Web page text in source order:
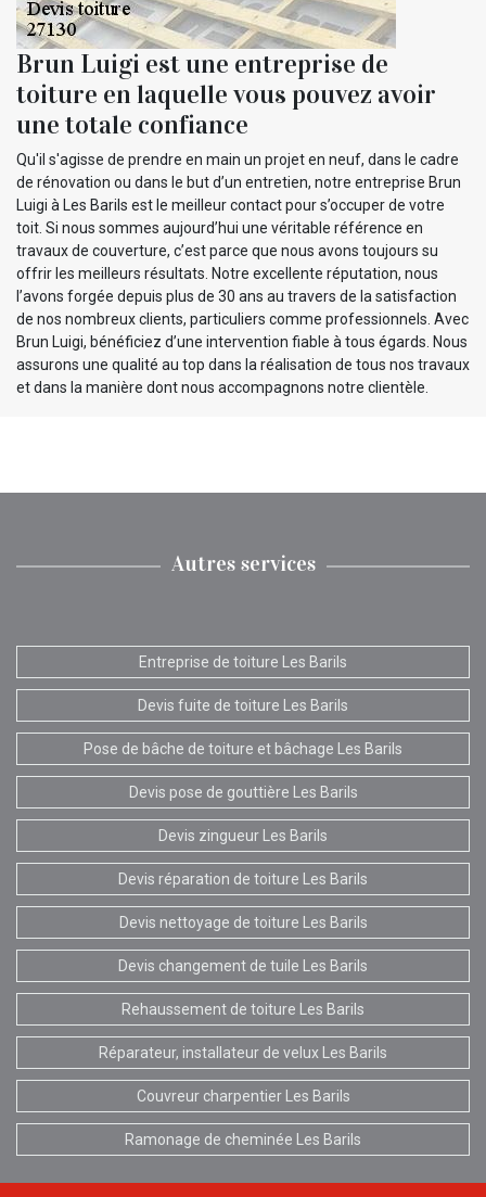
Brun Luigi est une entreprise de
toiture en laquelle vous pouvez avoir
une totale confiance
Qu'il s'agisse de prendre en main un projet en neuf, dans le cadre
de rénovation ou dans le but d’un entretien, notre entreprise Brun
Luigi à Les Barils est le meilleur contact pour s’occuper de votre
toit. Si nous sommes aujourd’hui une véritable référence en
travaux de couverture, c’est parce que nous avons toujours su
offrir les meilleurs résultats. Notre excellente réputation, nous
l’avons forgée depuis plus de 30 ans au travers de la satisfaction
de nos nombreux clients, particuliers comme professionnels. Avec
Brun Luigi, bénéficiez d’une intervention fiable à tous égards. Nous
assurons une qualité au top dans la réalisation de tous nos travaux
et dans la manière dont nous accompagnons notre clientèle.
Autres services
Entreprise de toiture Les Barils
Devis fuite de toiture Les Barils
Pose de bâche de toiture et bâchage Les Barils
Devis pose de gouttière Les Barils
Devis zingueur Les Barils
Devis réparation de toiture Les Barils
Devis nettoyage de toiture Les Barils
Devis changement de tuile Les Barils
Rehaussement de toiture Les Barils
Réparateur, installateur de velux Les Barils
Couvreur charpentier Les Barils
Ramonage de cheminée Les Barils